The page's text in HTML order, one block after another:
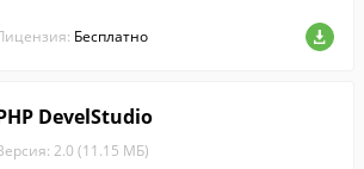
Бесплатно
DevelStudio
2.0 (11.15 МБ)